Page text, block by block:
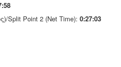
Split Point 2 (Net Time): 0:27:03